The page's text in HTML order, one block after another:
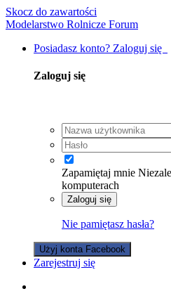
Skocz do zawartości
Modelarstwo Rolnicze Forum
Posiadasz konto? Zaloguj się
Zaloguj się
Zapamiętaj mnie
komputerach
Zaloguj się
Nie pamiętasz hasła?
Użyj konta Facebook
Zarejestruj się